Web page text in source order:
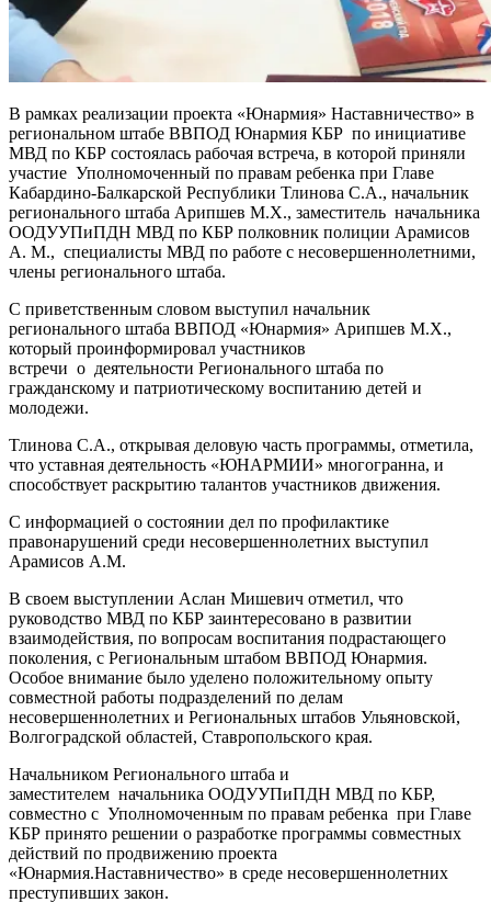
В рамках реализации проекта «Юнармия» Наставничество» в
региональном штабе ВВПОД Юнармия КБР по инициативе
МВД по КБР состоялась рабочая встреча, в которой приняли
участие Уполномоченный по правам ребенка при Главе
Кабардино-Балкарской Республики Тлинова С.А., начальник
регионального штаба Арипшев М.Х., заместитель начальника
ООДУУПиПДН МВД по КБР полковник полиции Арамисов
А. М., специалисты МВД по работе с несовершеннолетними,
члены регионального штаба.
С приветственным словом выступил начальник
регионального штаба ВВПОД «Юнармия» Арипшев М.Х.,
который проинформировал участников
встречи о деятельности Регионального штаба по
гражданскому и патриотическому воспитанию детей и
молодежи.
Тлинова С.А., открывая деловую часть программы, отметила,
что уставная деятельность «ЮНАРМИИ» многогранна, и
способствует раскрытию талантов участников движения.
С информацией о состоянии дел по профилактике
правонарушений среди несовершеннолетних выступил
Арамисов А.М.
В своем выступлении Аслан Мишевич отметил, что
руководство МВД по КБР заинтересовано в развитии
взаимодействия, по вопросам воспитания подрастающего
поколения, с Региональным штабом ВВПОД Юнармия.
Особое внимание было уделено положительному опыту
совместной работы подразделений по делам
несовершеннолетних и Региональных штабов Ульяновской,
Волгоградской областей, Ставропольского края.
Начальником Регионального штаба и
заместителем начальника ООДУУПиПДН МВД по КБР,
совместно с Уполномоченным по правам ребенка при Главе
КБР принято решении о разработке программы совместных
действий по продвижению проекта
«Юнармия.Наставничество» в среде несовершеннолетних
преступивших закон.